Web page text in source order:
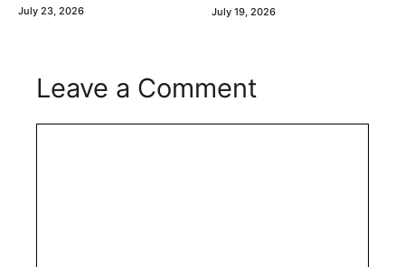
July 23, 2026 July 19, 2026
Leave a Comment